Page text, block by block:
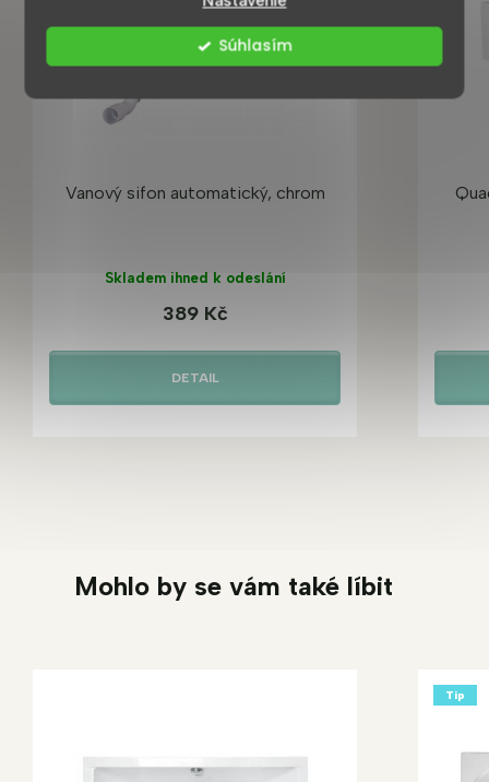
Súhlasím
Vanový sifon automatický, chrom
Skladem ihned k odeslání
389 Kč
DETAIL
Mohlo by se vám také líbit
Tip